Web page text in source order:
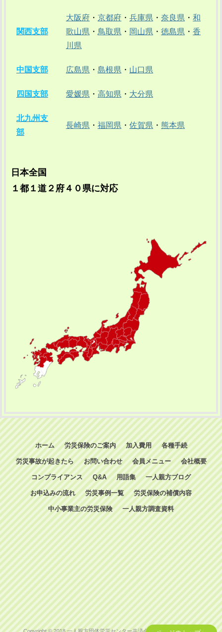
関西支部
大阪府 ・ 京都府 ・ 兵庫県 ・ 奈良県 ・ 和
歌山県 ・ 鳥取県 ・ 岡山県 ・ 徳島県 ・ 香
川県
中国支部 広島県 ・ 島根県 ・ 山口県
四国支部 愛媛県 ・ 高知県 ・ 大分県
北九州支
部
長崎県 ・ 福岡県 ・ 佐賀県 ・ 熊本県
日本全国
１都１道２府４０県に対応
ホーム 労災保険のご案内 加入費用 各種手続
労災事故が起きたら お問い合わせ 会員メニュー 会社概要
コンプライアンス Q&A 用語集 一人親方ブログ
お申込みの流れ 労災事例一覧 労災保険の補償内容
中小事業主の労災保険 一人親方調査資料
Copyright © 2018 一人親方団体労災センター共済会 All Rights Reserved.